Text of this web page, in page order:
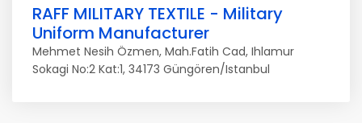
RAFF MILITARY TEXTILE - Military
Uniform Manufacturer
Mehmet Nesih Özmen, Mah.Fatih Cad, Ihlamur
Sokagi No:2 Kat:1, 34173 Güngören/Istanbul